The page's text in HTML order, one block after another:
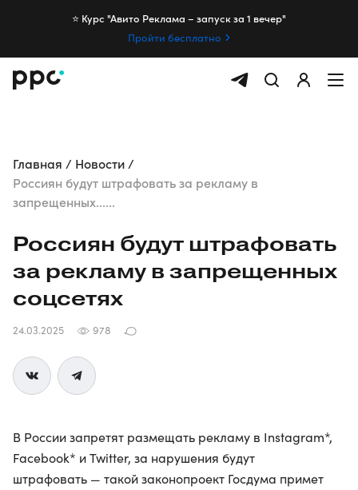
⭐️ Курс "Авито Реклама – запуск за 1 вечер"
Пройти бесплатно
Главная
Новости
Россиян будут штрафовать за рекламу в
запрещенных......
Россиян будут штрафовать
за рекламу в запрещенных
соцсетях
24.03.2025 978
В России запретят размещать рекламу в Instagram*,
Facebook* и Twitter, за нарушения будут
штрафовать — такой законопроект Госдума примет